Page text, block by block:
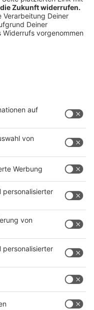
- bis zu
und Italien seien
an, dass es
am Check-
ablaufen,
für die
hat
einen
ein", erklärt
lautet: "In der
2,5 bis 3
sich, diese Zeit
am Flughafen
dem Check-In zügig
Fluggäste können
Dinge
auf dieser